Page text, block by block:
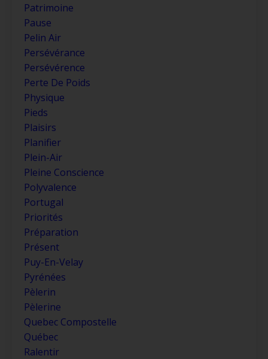
Patrimoine
Pause
Pelin Air
Persévérance
Persévérence
Perte De Poids
Physique
Pieds
Plaisirs
Planifier
Plein-Air
Pleine Conscience
Polyvalence
Portugal
Priorités
Préparation
Présent
Puy-En-Velay
Pyrénées
Pèlerin
Pèlerine
Quebec Compostelle
Québec
Ralentir